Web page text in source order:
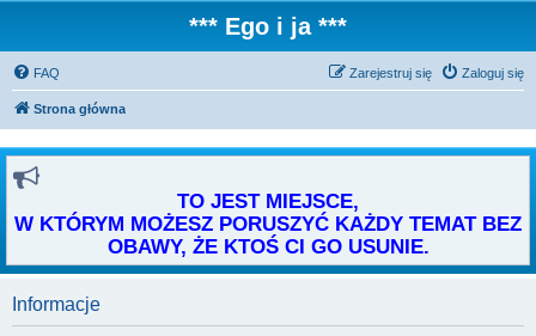
*** Ego i ja ***
FAQ Zaloguj się
Zarejestruj się
Strona główna
TO JEST MIEJSCE,
W KTÓRYM MOŻESZ PORUSZYĆ KAŻDY TEMAT BEZ
OBAWY, ŻE KTOŚ CI GO USUNIE.
Informacje